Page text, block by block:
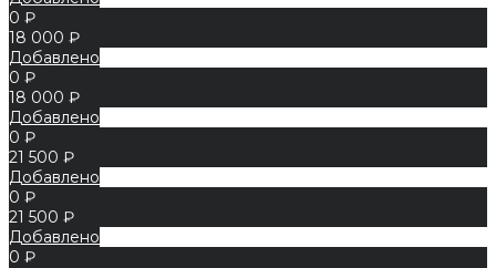
0 ₽
18 000 ₽
Добавлено
0 ₽
18 000 ₽
Добавлено
0 ₽
21 500 ₽
Добавлено
0 ₽
21 500 ₽
Добавлено
0 ₽